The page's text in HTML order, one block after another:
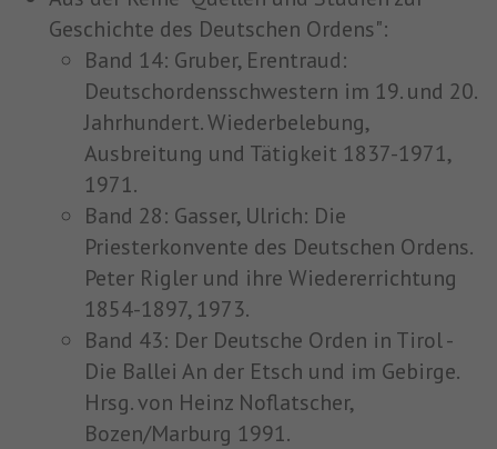
Geschichte des Deutschen Ordens":
Band 14: Gruber, Erentraud:
Deutschordensschwestern im 19. und 20.
Jahrhundert. Wiederbelebung,
Ausbreitung und Tätigkeit 1837-1971,
1971.
Band 28: Gasser, Ulrich: Die
Priesterkonvente des Deutschen Ordens.
Peter Rigler und ihre Wiedererrichtung
1854-1897, 1973.
Band 43: Der Deutsche Orden in Tirol -
Die Ballei An der Etsch und im Gebirge.
Hrsg. von Heinz Noflatscher,
Bozen/Marburg 1991.